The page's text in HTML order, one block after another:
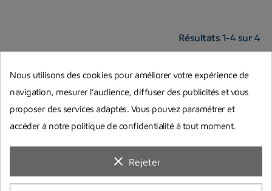
Résultats 1-4 sur 4
Paiement sécurisé Paiement en 3 ou 4 fois
Nous utilisons des cookies pour améliorer votre expérience de
navigation, mesurer l’audience, diffuser des publicités et vous
proposer des services adaptés. Vous pouvez paramétrer et
accéder à notre politique de confidentialité à tout moment.
clear Rejeter